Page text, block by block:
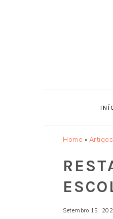
Home » Artigos
Setembro 15,